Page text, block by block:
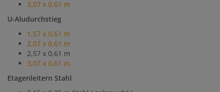
3,07 x 0,61 m
U-Aludurchstieg
1,57 x 0,61 m
2,07 x 0,61 m
2,57 x 0,61 m
3,07 x 0,61 m
Etagenleitern Stahl